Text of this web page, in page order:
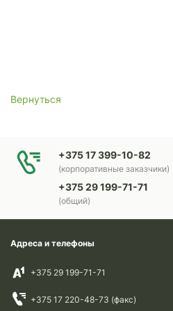
Вернуться
+375 17 399-10-82
(корпоративные заказчики)
+375 29 199-71-71
(общий)
Адреса и телефоны
+375 29 199-71-71
+375 17 220-48-73 (факс)